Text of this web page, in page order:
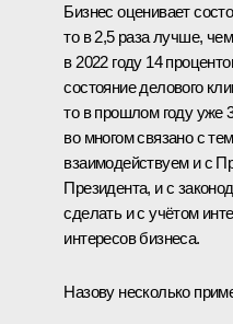
Бизнес оценивает
то в 2,5 раза лучше,
в 2022 году 14
состояние делового
то в прошлом году уже
во многом связано с
взаимодействуем и с
Президента, и с
сделать и с учётом
интересов бизнеса.
Назову несколько